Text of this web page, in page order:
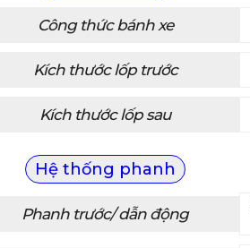
Công thức bánh xe
Kích thước lốp trước
Kích thước lốp sau
Hệ thống phanh
Phanh trước/ dẫn động